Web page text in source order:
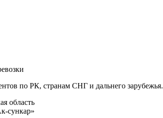
по РК, странам СНГ и дальнего зарубежья.
область
сункар»